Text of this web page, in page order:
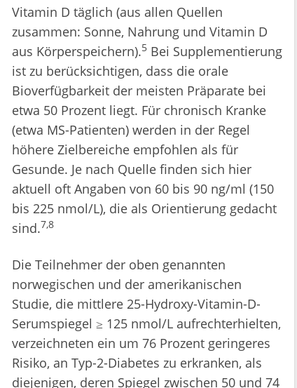
Vitamin D täglich (aus allen Quellen
zusammen: Sonne, Nahrung und Vitamin D
aus Körperspeichern).5 Bei Supplementierung
ist zu berücksichtigen, dass die orale
Bioverfügbarkeit der meisten Präparate bei
etwa 50 Prozent liegt. Für chronisch Kranke
(etwa MS-Patienten) werden in der Regel
höhere Zielbereiche empfohlen als für
Gesunde. Je nach Quelle finden sich hier
aktuell oft Angaben von 60 bis 90 ng/ml (150
bis 225 nmol/L), die als Orientierung gedacht
sind.7,8
Die Teilnehmer der oben genannten
norwegischen und der amerikanischen
Studie, die mittlere 25-Hydroxy-Vitamin-D-
Serumspiegel ≥ 125 nmol/L aufrechterhielten,
verzeichneten ein um 76 Prozent geringeres
Risiko, an Typ-2-Diabetes zu erkranken, als
diejenigen, deren Spiegel zwischen 50 und 74